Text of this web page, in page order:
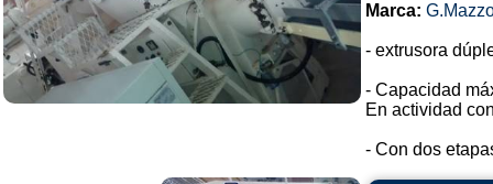
Marca:
- extrusora
- Capacidad
En actividad
- Con dos